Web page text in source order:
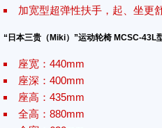
加宽型超弹性扶手，起、坐更
“日本三贵（Miki）”运动轮椅 MCSC-43L
座宽：440mm
座深：400mm
座高：435mm
全高：880mm